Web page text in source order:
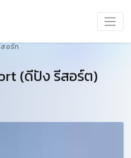
อร์ท
(ดีปัง รีสอร์ต)